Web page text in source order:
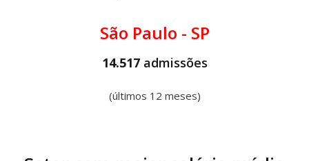
São Paulo - SP
14.517 admissões
(últimos 12 meses)